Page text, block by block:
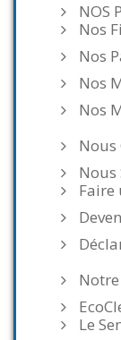
NOS
Nos
Nos
Nos
Nos
Nous
Nous
Faire
Le